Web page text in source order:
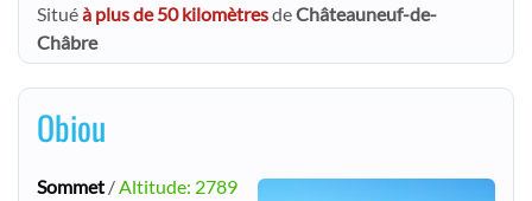
Situéà plus de 50 kilomètresdeChâteauneuf-de-
Châbre
Obiou
Sommet / Altitude: 2789